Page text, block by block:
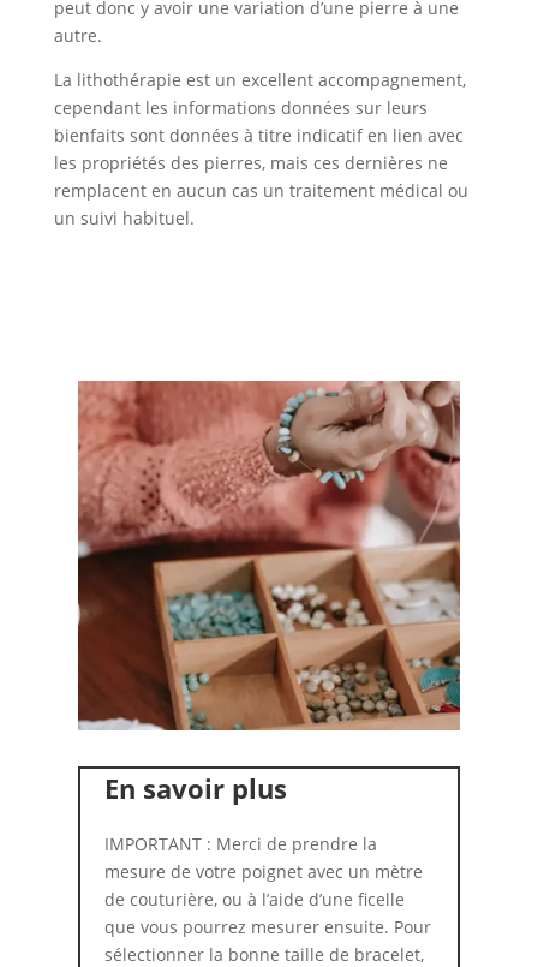
peut donc y avoir une variation d’une pierre à une
autre.
La lithothérapie est un excellent accompagnement,
cependant les informations données sur leurs
bienfaits sont données à titre indicatif en lien avec
les propriétés des pierres, mais ces dernières ne
remplacent en aucun cas un traitement médical ou
un suivi habituel.
En savoir plus
IMPORTANT : Merci de prendre la
mesure de votre poignet avec un mètre
de couturière, ou à l’aide d’une ficelle
que vous pourrez mesurer ensuite. Pour
sélectionner la bonne taille de bracelet,